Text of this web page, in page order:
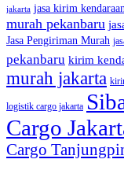
jakarta jasa kirim
murah pekanbaru
Jasa Pengiriman Murah
pekanbaru kirim
murah jakarta
logistik cargo jakarta
Cargo
Cargo